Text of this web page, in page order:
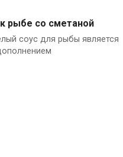
рыбе со сметаной
соус для рыбы является